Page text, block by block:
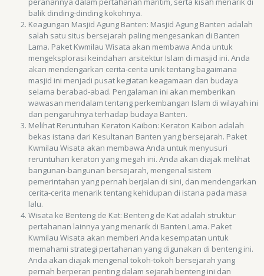
balik dinding-dinding kokohnya.
Keagungan Masjid Agung Banten: Masjid Agung Banten adalah
salah satu situs bersejarah paling mengesankan di Banten
Lama. Paket Kwmilau Wisata akan membawa Anda untuk
mengeksplorasi keindahan arsitektur Islam di masjid ini. Anda
akan mendengarkan cerita-cerita unik tentang bagaimana
masjid ini menjadi pusat kegiatan keagamaan dan budaya
selama berabad-abad. Pengalaman ini akan memberikan
wawasan mendalam tentang perkembangan Islam di wilayah ini
dan pengaruhnya terhadap budaya Banten.
Melihat Reruntuhan Keraton Kaibon: Keraton Kaibon adalah
bekas istana dari Kesultanan Banten yang bersejarah. Paket
Kwmilau Wisata akan membawa Anda untuk menyusuri
reruntuhan keraton yang megah ini. Anda akan diajak melihat
bangunan-bangunan bersejarah, mengenal sistem
pemerintahan yang pernah berjalan di sini, dan mendengarkan
cerita-cerita menarik tentang kehidupan di istana pada masa
lalu.
Wisata ke Benteng de Kat: Benteng de Kat adalah struktur
pertahanan lainnya yang menarik di Banten Lama. Paket
Kwmilau Wisata akan memberi Anda kesempatan untuk
memahami strategi pertahanan yang digunakan di benteng ini.
Anda akan diajak mengenal tokoh-tokoh bersejarah yang
pernah berperan penting dalam sejarah benteng ini dan